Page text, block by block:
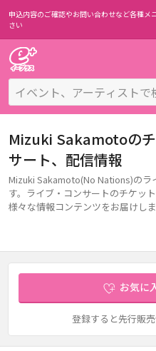
申込内容のご確認やお問い合わせなど各種メ
さい
Mizuki Sakamotoの
サート、配信情報
Mizuki Sakamoto(No Nations)のラ
す。ライブ・コンサートのチケッ
様々な情報コンテンツをお届けしま
お気に
登録すると先行販